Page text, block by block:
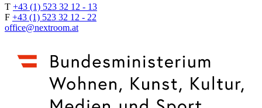
T +43 (1) 523 32 12 - 13
F +43 (1) 523 32 12 - 22
office@nextroom.at